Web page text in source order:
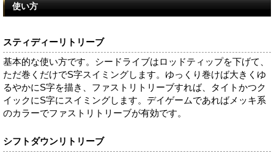
使い方
スティディーリトリーブ
基本的な使い方です。シードライブはロッドティップを下げて、
ただ巻くだけでS字スイミングします。ゆっくり巻けば大きくゆ
るやかにS字を描き、ファストリトリーブすれば、タイトかつク
イックにS字にスイミングします。デイゲームであればメッキ系
のカラーでファストリトリーブが有効です。
シフトダウンリトリーブ